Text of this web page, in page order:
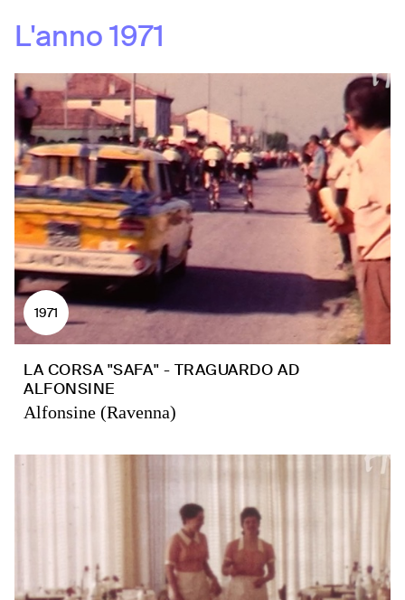
L'anno1971
1971
LA CORSA "SAFA" - TRAGUARDO AD
ALFONSINE
Alfonsine (Ravenna)